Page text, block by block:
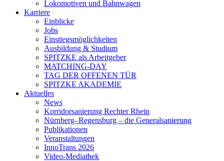
Lokomotiven und Bahnwagen
Karriere
Einblicke
Jobs
Einstiegsmöglichkeiten
Ausbildung & Studium
SPITZKE als Arbeitgeber
MATCHING-DAY
TAG DER OFFENEN TÜR
SPITZKE AKADEMIE
Aktuelles
News
Korridorsanierung Rechter Rhein
Nürnberg–Regensburg – die Generalsanierung
Publikationen
Veranstaltungen
InnoTrans 2026
Video-Mediathek